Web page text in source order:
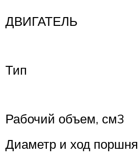
ДВИГАТЕЛЬ
Тип
Рабочий объем, см3
Диаметр и ход поршня